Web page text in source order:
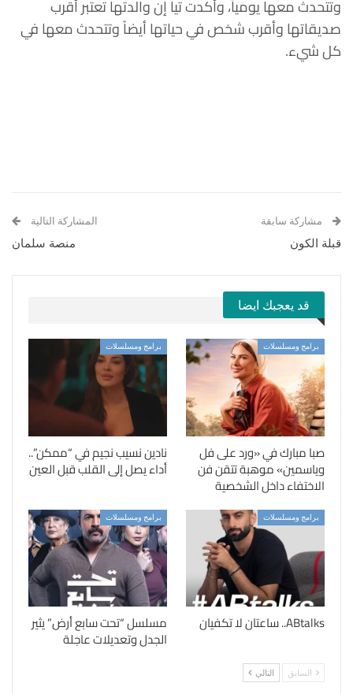
وتتحدث معها يومياً، وأكدت تيا إن والدتها تعتبر أقرب
صديقاتها وأقرب شخص في حياتها أيضاً وتتحدث معها في
كل شيء.
مشاركة سابقة
قبلة الكون
المشاركة التالية
منصة سلمان
قد يعجبك ايضا
برامج ومسلسلات
صبا مبارك في «ورد على فل
وياسمين» موهبة تتقن فن
الاختفاء داخل الشخصية
برامج ومسلسلات
نادين نسيب نجيم في “ممكن”..
أداء يصل إلى القلب قبل العين
برامج ومسلسلات
ABtalks.. ساعتان لا تكفيان
برامج ومسلسلات
مسلسل “تحت سابع أرض” يثير
الجدل وتعديلات عاجلة
السابق التالي